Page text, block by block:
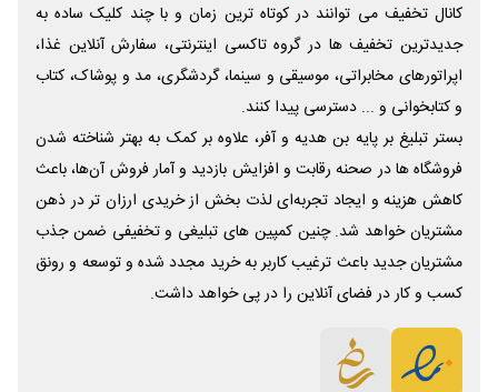
کانال تخفیف می توانند در کوتاه ترین زمان و با چند کلیک ساده به
جدیدترین تخفیف ها در گروه تاکسی اینترنتی، سفارش آنلاین غذا،
اپراتورهای مخابراتی، موسیقی و سینما، گردشگری، مد و پوشاک، کتاب
و کتابخوانی و ... دسترسی پیدا کنند.
بستر تبلیغ بر پایه بن هدیه و آفر، علاوه بر کمک به بهتر شناخته شدن
فروشگاه ها در صحنه رقابت و افزایش بازدید و آمار فروش آن‌ها، باعث
کاهش هزینه و ایجاد تجربه‌ای لذت بخش از خریدی ارزان تر در ذهن
مشتریان خواهد شد. چنین کمپین های تبلیغی و تخفیفی ضمن جذب
مشتریان جدید باعث ترغیب کاربر به خرید مجدد شده و توسعه و رونق
کسب و کار در فضای آنلاین را در پی خواهد داشت.